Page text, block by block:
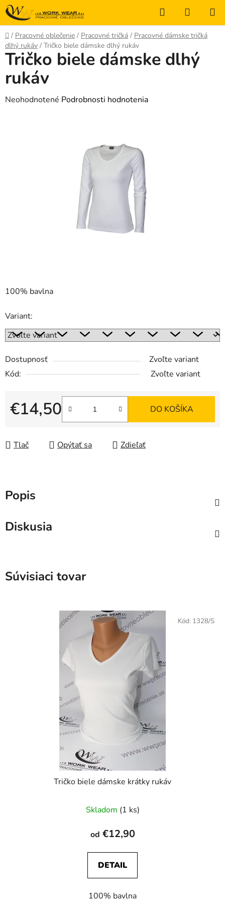
Prejsť
na
obsah
Hľadať
KOŠÍK
Domov
/ Pracovné oblečenie / Pracovné tričká / Pracovné dámske tričká
dlhý rukáv / Tričko biele dámske dlhý rukáv
100% bavlna
Variant:
Dostupnosť
Zvoľte variant
Kód:
Zvoľte variant
€14,50
Jednotková cena:
DO KOŠÍKA
Tlač Opýtať sa Zdieľať
Tričko biele dámske dlhý
rukáv
Priemerné
Neohodnotené Podrobnosti hodnotenia
Popis
Diskusia
Súvisiaci tovar
Tričko biele dámske krátky rukáv
Skladom (1 ks)
od €12,90
DETAIL
100% bavlna
Kód: 1328/S